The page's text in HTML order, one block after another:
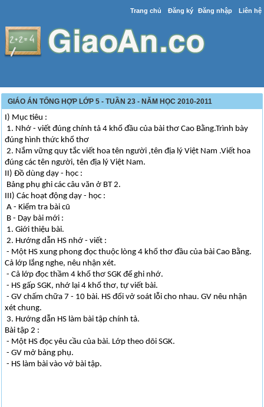
Trang chủ Đăng ký Đăng nhập Liên hệ
GIÁO ÁN TỔNG HỢP LỚP 5 - TUẦN 23 - NĂM HỌC 2010-2011
I) Mục tiêu :
1. Nhớ - viết đúng chính tả 4 khổ đầu của bài thơ Cao Bằng.Trình bày
đúng hình thức khổ thơ
2. Nắm vững quy tắc viết hoa tên người ,tên địa lý Việt Nam .Viết hoa
đúng các tên người, tên địa lý Việt Nam.
II) Đồ dùng dạy - học :
Bảng phụ ghi các câu văn ở BT 2.
III) Các hoạt động dạy - học :
A - Kiểm tra bài cũ
B - Dạy bài mới :
1. Giới thiệu bài.
2. Hướng dẫn HS nhớ - viết :
- Một HS xung phong đọc thuộc lòng 4 khổ thơ đầu của bài Cao Bằng.
Cả lớp lắng nghe, nêu nhận xét.
- Cả lớp đọc thầm 4 khổ thơ SGK để ghi nhớ.
- HS gấp SGK, nhớ lại 4 khổ thơ, tự viết bài.
- GV chấm chữa 7 - 10 bài. HS đổi vở soát lỗi cho nhau. GV nêu nhận
xét chung.
3. Hướng dẫn HS làm bài tập chính tả.
Bài tập 2 :
- Một HS đọc yêu cầu của bài. Lớp theo dõi SGK.
- GV mở bảng phụ.
- HS làm bài vào vở bài tập.